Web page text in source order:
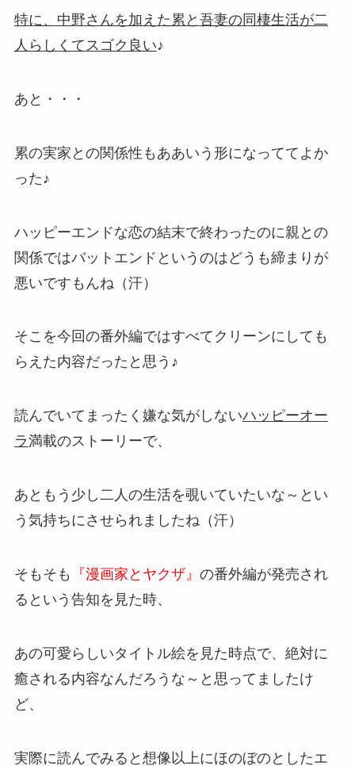
特に、中野さんを加えた累と吾妻の同棲生活が二
人らしくてスゴク良い♪
あと・・・
累の実家との関係性もああいう形になっててよか
った♪
ハッピーエンドな恋の結末で終わったのに親との
関係ではバットエンドというのはどうも締まりが
悪いですもんね（汗）
そこを今回の番外編ではすべてクリーンにしても
らえた内容だったと思う♪
読んでいてまったく嫌な気がしないハッピーオー
ラ満載のストーリーで、
あともう少し二人の生活を覗いていたいな～とい
う気持ちにさせられましたね（汗）
そもそも 『漫画家とヤクザ』 の番外編が発売され
るという告知を見た時、
あの可愛らしいタイトル絵を見た時点で、絶対に
癒される内容なんだろうな～と思ってましたけ
ど、
実際に読んでみると想像以上にほのぼのとしたエ